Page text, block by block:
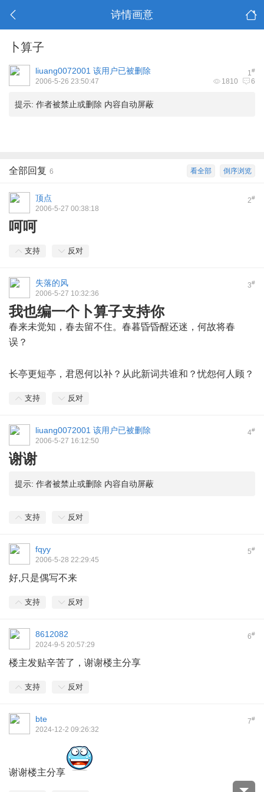
诗情画意
卜算子
1#
liuang0072001 该用户已被删除
1810 6
2006-5-26 23:50:47
提示: 作者被禁止或删除 内容自动屏蔽
倒序浏览
看全部
全部回复 6
2#
顶点
2006-5-27 00:38:18
呵呵
支持 反对
3#
失落的风
2006-5-27 10:32:36
我也编一个卜算子支持你
春来未觉知，春去留不住。春暮昏昏醒还迷，何故将春
误？
长亭更短亭，君恩何以补？从此新词共谁和？忧怨何人顾？
支持 反对
4#
liuang0072001 该用户已被删除
2006-5-27 16:12:50
谢谢
提示: 作者被禁止或删除 内容自动屏蔽
支持 反对
5#
fqyy
2006-5-28 22:29:45
好,只是偶写不来
支持 反对
6#
8612082
2024-9-5 20:57:29
楼主发贴辛苦了，谢谢楼主分享
支持 反对
7#
bte
2024-12-2 09:26:32
谢谢楼主分享